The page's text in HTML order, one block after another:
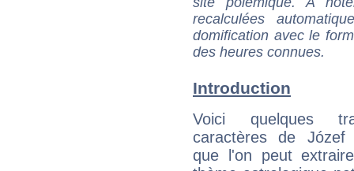
recalculées
domification avec le
des heures connues.
Introduction
Voici quelques
caractères de Józef
que l'on peut